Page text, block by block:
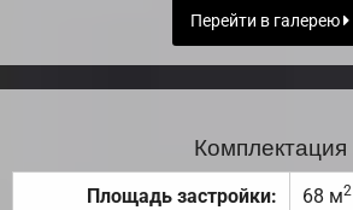
Перейти в галерею
Комплектация
Площадь застройки: 68 м2